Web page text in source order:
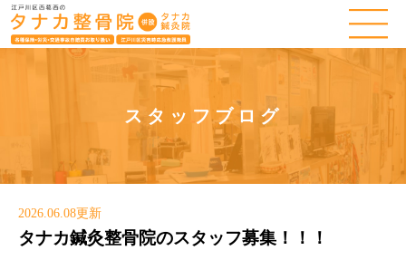
スタッフブログ
2026.06.08更新
タナカ鍼灸整骨院のスタッフ募集！！！